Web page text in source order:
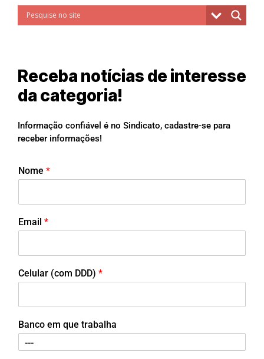
Receba notícias de interesse
da categoria!
Informação confiável é no Sindicato, cadastre-se para
receber informações!
Nome *
Email *
Celular (com DDD) *
Banco em que trabalha